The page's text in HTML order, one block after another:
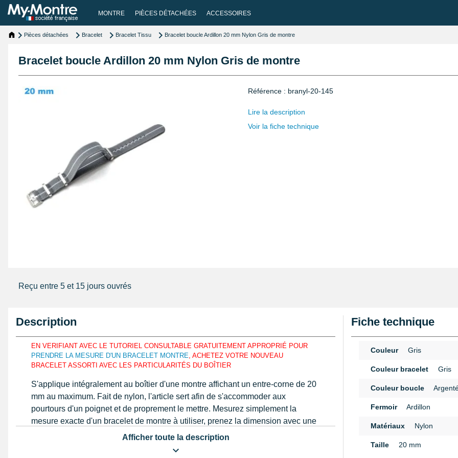
MONTRE PIÈCES DÉTACHÉES ACCESSOIRES
Pièces détachées Bracelet Bracelet Tissu Bracelet boucle Ardillon 20 mm Nylon Gris de montre
Bracelet boucle Ardillon 20 mm Nylon Gris de montre
Référence : branyl-20-145
Lire la description
Voir la fiche technique
Reçu entre 5 et 15 jours ouvrés
Description
EN VERIFIANT AVEC LE TUTORIEL CONSULTABLE GRATUITEMENT APPROPRIÉ POUR
PRENDRE LA MESURE D'UN BRACELET MONTRE, ACHETEZ VOTRE NOUVEAU
BRACELET ASSORTI AVEC LES PARTICULARITÉS DU BOÎTIER
S'applique intégralement au boîtier d'une montre affichant un entre-corne de 20
mm au maximum. Fait de nylon, l'article sert afin de s'accommoder aux
pourtours d'un poignet et de proprement le mettre. Mesurez simplement la
mesure exacte d'un bracelet de montre à utiliser, prenez la dimension avec une
pied à coulisse de précision
similaire au guide sur My-Montre. Ce
Afficher toute la description
Fiche technique
Couleur Gris
Couleur bracelet Gris
Couleur boucle
Fermoir Ardillon
Matériaux Nylon
Taille 20 mm